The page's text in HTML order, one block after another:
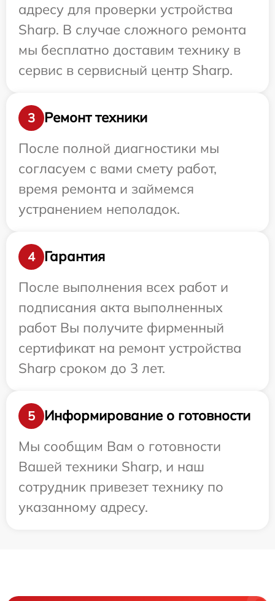
адресу для проверки устройства
Sharp. В случае сложного ремонта
мы бесплатно доставим технику в
сервис в сервисный центр Sharp.
3
Ремонт техники
После полной диагностики мы
согласуем с вами смету работ,
время ремонта и займемся
устранением неполадок.
4
Гарантия
После выполнения всех работ и
подписания акта выполненных
работ Вы получите фирменный
сертификат на ремонт устройства
Sharp сроком до 3 лет.
5
Информирование о готовности
Мы сообщим Вам о готовности
Вашей техники Sharp, и наш
сотрудник привезет технику по
указанному адресу.